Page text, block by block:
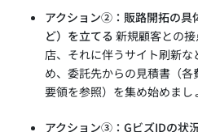
アクション②：販路開拓の具
ど）を立てる 新規顧客との
店、それに伴うサイト刷新
め、委託先からの見積書（
要領を参照）を集め始めまし
アクション③：GビズIDの状